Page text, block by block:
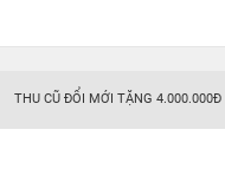
THU CŨ ĐỔI MỚI TẶNG 4.000.000Đ